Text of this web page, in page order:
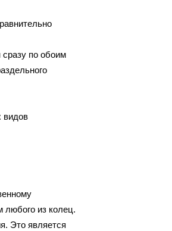
по обоим
видов
любого из колец.
Это является